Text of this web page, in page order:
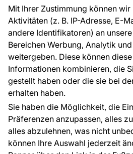
Mit Ihrer Zustimmung können wir
Aktivitäten (z. B. IP-Adresse, E-
andere Identifikatoren) an
Bereichen Werbung, Analytik
weitergeben. Diese können
Informationen kombinieren, die
gestellt haben oder die sie bei
erhalten haben.
Sie haben die Möglichkeit, die
Präferenzen anzupassen, alles
alles abzulehnen, was nicht
können Ihre Auswahl jederzeit